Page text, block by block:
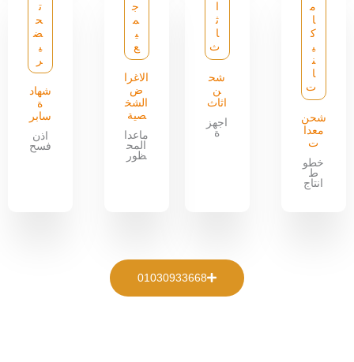
م
ا
ك
ي
ن
ا
ت
شحن
معدا
ت
خطو
ط
انتاج
ث
ا
ث
شح
ن
اثاث
اجهز
ة
ج
م
ي
ع
الاغرا
ض
الشخ
صية
ماعدا
المح
ظور
ت
ح
ض
ي
ر
شهاد
ة
سابر
اذن
فسح
01030933668